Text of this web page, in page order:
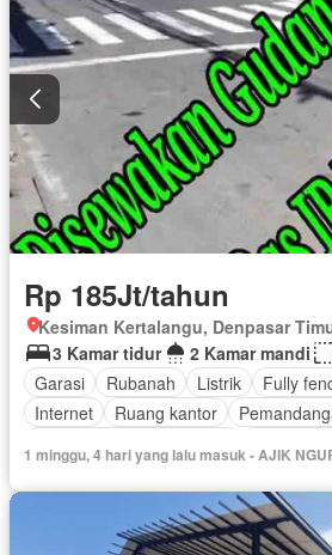
Rp 185Jt/tahun
Kesiman Kertalangu, Denpasar
3 Kamar tidur
2 Kamar mandi
Garasi
Rubanah Listrik Fully
Internet
Ruang kantor
Secure
Ruang layanan
1 minggu, 4 hari yang lalu masuk - AJIK